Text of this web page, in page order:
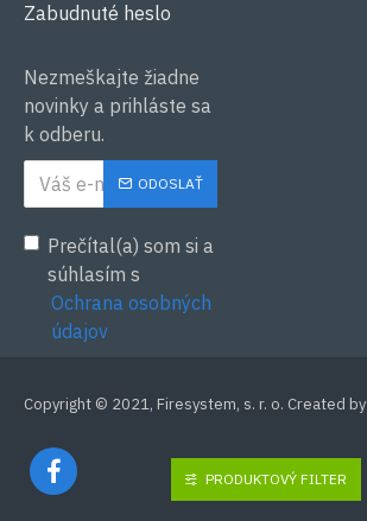
Zabudnuté heslo
Nezmeškajte žiadne
novinky a prihláste sa
k odberu.
ODOSLAŤ
Prečítal(a) som si a
súhlasím s
Ochrana osobných
údajov
Copyright © 2021, Firesystem, s. r. o. Created by
PRODUKTOVÝ FILTER